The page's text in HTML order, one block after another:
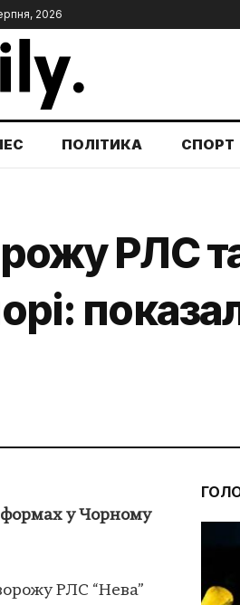
2026
ПОЛІТИКА СПОРТ
РЛС
у Чорному
РЛС “Нева”